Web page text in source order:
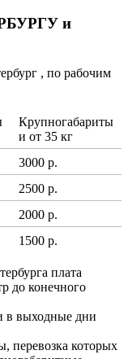
и
, по рабочим
Крупногабариты
и от 35 кг
3000 р.
2500 р.
2000 р.
1500 р.
плата
до конечного
в выходные дни
перевозка которых